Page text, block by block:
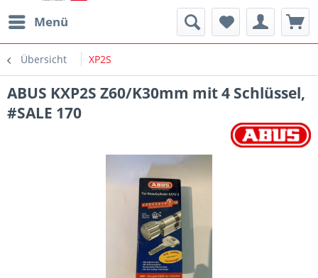
Menü
Übersicht XP2S
ABUS KXP2S Z60/K30mm mit 4 Schlüssel,
#SALE 170